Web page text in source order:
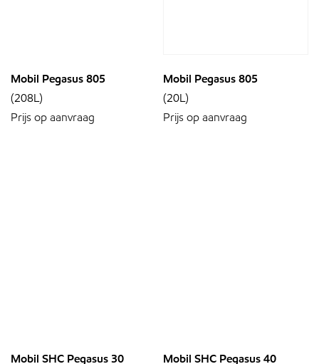
Mobil Pegasus 805
(208L)
Prijs op aanvraag
Mobil Pegasus 805
(20L)
Prijs op aanvraag
Mobil SHC Pegasus 30
Mobil SHC Pegasus 40